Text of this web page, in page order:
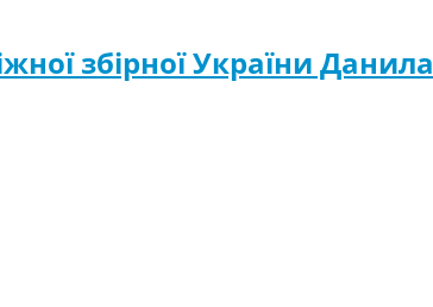
збірної України Данила